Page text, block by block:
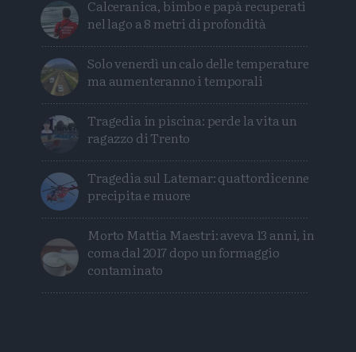
Calceranica, bimbo e papà recuperati
nel lago a 8 metri di profondità
Solo venerdì un calo delle temperature
ma aumenteranno i temporali
Tragedia in piscina: perde la vita un
ragazzo di Trento
Tragedia sul Latemar: quattordicenne
precipita e muore
Morto Mattia Maestri: aveva 13 anni, in
coma dal 2017 dopo un formaggio
contaminato